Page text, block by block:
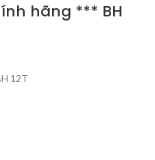
hãng *** BH
12T